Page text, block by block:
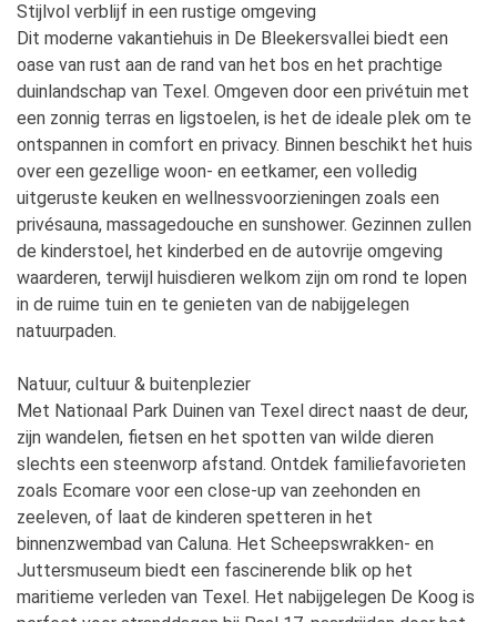
Stijlvol verblijf in een rustige omgeving
Dit moderne vakantiehuis in De Bleekersvallei biedt een
oase van rust aan de rand van het bos en het prachtige
duinlandschap van Texel. Omgeven door een privétuin met
een zonnig terras en ligstoelen, is het de ideale plek om te
ontspannen in comfort en privacy. Binnen beschikt het huis
over een gezellige woon- en eetkamer, een volledig
uitgeruste keuken en wellnessvoorzieningen zoals een
privésauna, massagedouche en sunshower. Gezinnen zullen
de kinderstoel, het kinderbed en de autovrije omgeving
waarderen, terwijl huisdieren welkom zijn om rond te lopen
in de ruime tuin en te genieten van de nabijgelegen
natuurpaden.
Natuur, cultuur & buitenplezier
Met Nationaal Park Duinen van Texel direct naast de deur,
zijn wandelen, fietsen en het spotten van wilde dieren
slechts een steenworp afstand. Ontdek familiefavorieten
zoals Ecomare voor een close-up van zeehonden en
zeeleven, of laat de kinderen spetteren in het
binnenzwembad van Caluna. Het Scheepswrakken- en
Juttersmuseum biedt een fascinerende blik op het
maritieme verleden van Texel. Het nabijgelegen De Koog is